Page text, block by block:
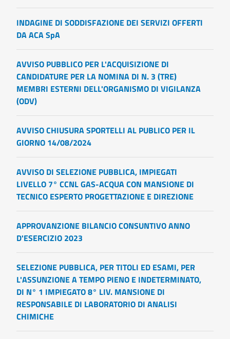
INDAGINE DI SODDISFAZIONE DEI SERVIZI OFFERTI
DA ACA SpA
AVVISO PUBBLICO PER L'ACQUISIZIONE DI
CANDIDATURE PER LA NOMINA DI N. 3 (TRE)
MEMBRI ESTERNI DELL'ORGANISMO DI VIGILANZA
(ODV)
AVVISO CHIUSURA SPORTELLI AL PUBLICO PER IL
GIORNO 14/08/2024
AVVISO DI SELEZIONE PUBBLICA, IMPIEGATI
LIVELLO 7° CCNL GAS-ACQUA CON MANSIONE DI
TECNICO ESPERTO PROGETTAZIONE E DIREZIONE
APPROVANZIONE BILANCIO CONSUNTIVO ANNO
D'ESERCIZIO 2023
SELEZIONE PUBBLICA, PER TITOLI ED ESAMI, PER
L'ASSUNZIONE A TEMPO PIENO E INDETERMINATO,
DI N° 1 IMPIEGATO 8° LIV. MANSIONE DI
RESPONSABILE DI LABORATORIO DI ANALISI
CHIMICHE